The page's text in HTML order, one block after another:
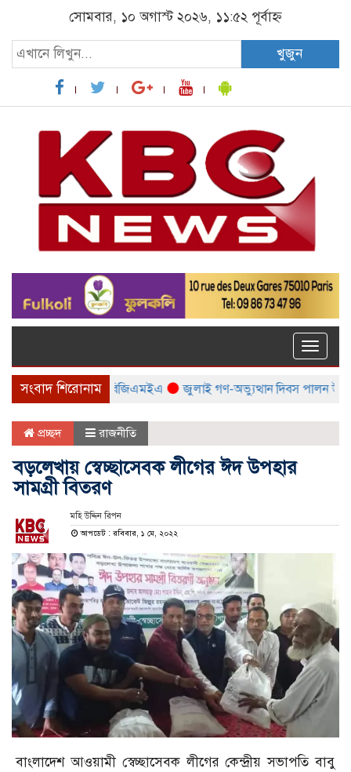
সোমবার, ১০ অগাস্ট ২০২৬, ১১:৫২ পূর্বাহ্ন
খুজুন
Toggle
সংবাদ শিরোনাম
করবে বিটিএমএ ও বিজিএমইএ জুলাই গণ-অভ্যুত্থান দিবস পালন উপলক্ষ্যে
প্রচ্ছদ রাজনীতি
বড়লেখায় স্বেচ্ছাসেবক লীগের ঈদ উপহার
সামগ্রী বিতরণ
মহি উদ্দিন রিপন
আপডেট : রবিবার, ১ মে, ২০২২
বাংলাদেশ আওয়ামী স্বেচ্ছাসেবক লীগের কেন্দ্রীয় সভাপতি বাবু